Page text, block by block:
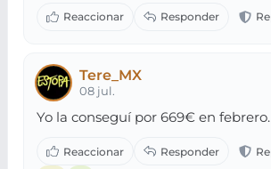
Tere_MX
08 jul.
Yo la conseguí por 669€ en febrero.